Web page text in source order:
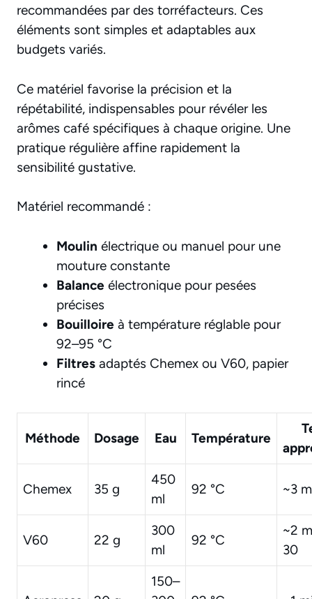
recommandées par des torréfacteurs. Ces
éléments sont simples et adaptables aux
budgets variés.
Ce matériel favorise la précision et la
répétabilité, indispensables pour révéler les
arômes café spécifiques à chaque origine. Une
pratique régulière affine rapidement la
sensibilité gustative.
Matériel recommandé :
Moulin électrique ou manuel pour une
mouture constante
Balance électronique pour pesées
précises
Bouilloire à température réglable pour
92–95 °C
Filtres adaptés Chemex ou V60, papier
rincé
Méthode Dosage Eau Température
Chemex 35 g
450
ml
92 °C ~3
V60 22 g
300
ml
92 °C
~2
30
150–